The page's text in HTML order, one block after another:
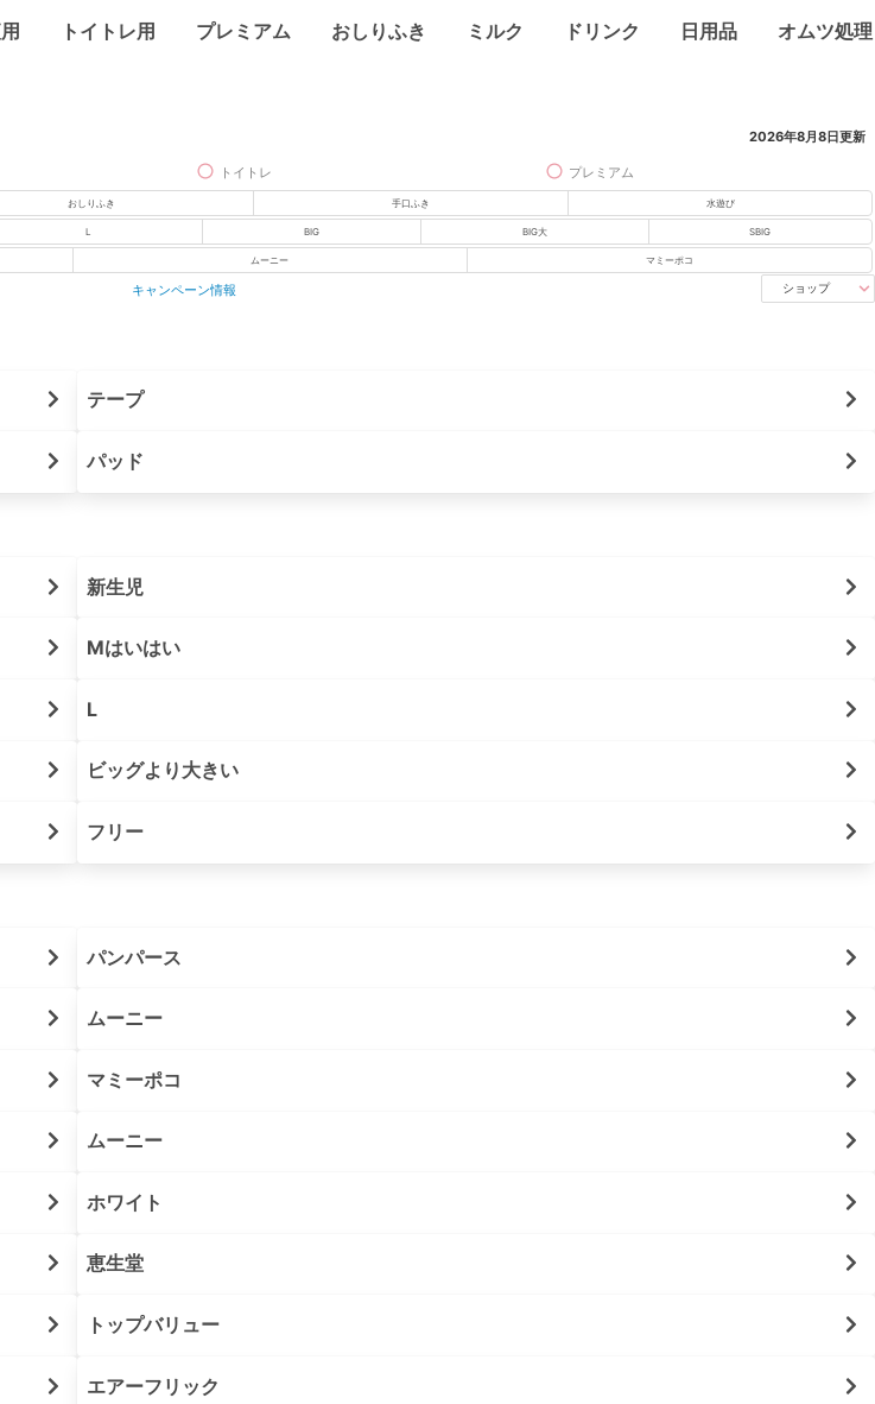
トイトレ用 プレミアム おしりふき ミルク ドリンク 日用品 オムツ処理
2026年8月8日更新
トイトレ プレミアム
おしりふき 手口ふき 水遊び
L BIG BIG大 SBIG
ムーニー マミーポコ
キャンペーン情報 ショップ
テープ
パッド
新生児
Mはいはい
L
ビッグより大きい
フリー
パンパース
ムーニー
マミーポコ
ムーニー
ホワイト
恵生堂
トップバリュー
エアーフリック